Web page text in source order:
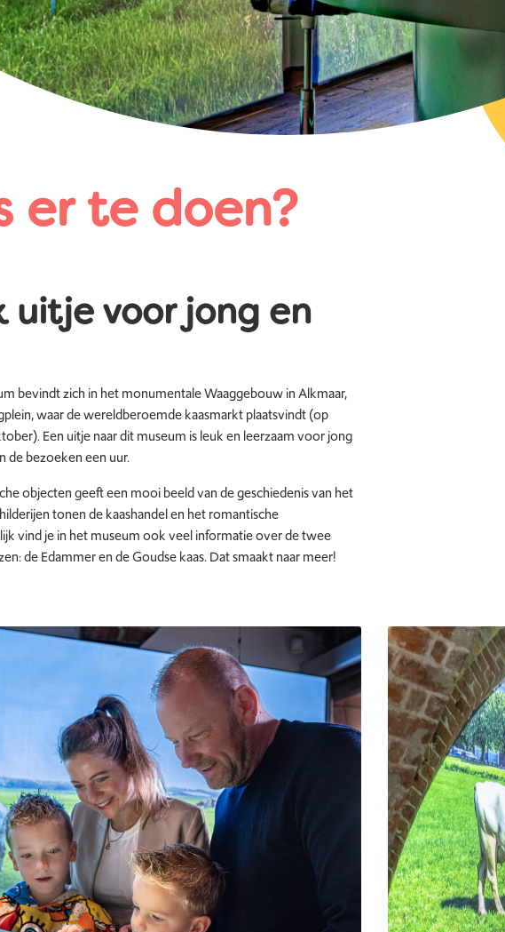
er te doen?
uitje voor jong en
bevindt zich in het monumentale Waaggebouw in Alkmaar,
waar de wereldberoemde kaasmarkt plaatsvindt (op
Een uitje naar dit museum is leuk en leerzaam voor jong
de bezoeken een uur.
objecten geeft een mooi beeld van de geschiedenis van het
tonen de kaashandel en het romantische
vind je in het museum ook veel informatie over de twee
de Edammer en de Goudse kaas. Dat smaakt naar meer!